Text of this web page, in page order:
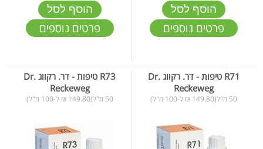
הוסף לסל
פרטים נוספים
הוסף לסל
פרטים נוספים
R71 טיפות - דר. רקווג Dr.
Reckeweg
50 מ"ל(149.80 ₪ ל-100 מ"ל)
R73 טיפות - דר. רקווג Dr.
Reckeweg
50 מ"ל(149.80 ₪ ל-100 מ"ל)